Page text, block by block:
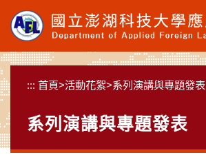
要
內
容
塊
::: 首頁>活動花絮>系列演講與專題發表
系列演講與專題發表